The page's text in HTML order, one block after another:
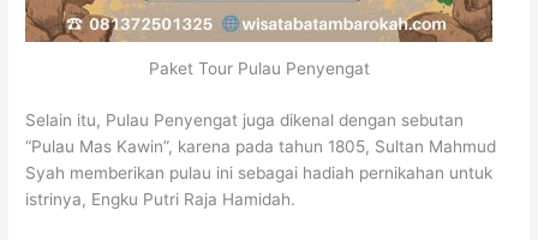
Paket Tour Pulau Penyengat
Selain itu, Pulau Penyengat juga dikenal dengan sebutan
“Pulau Mas Kawin”, karena pada tahun 1805, Sultan Mahmud
Syah memberikan pulau ini sebagai hadiah pernikahan untuk
istrinya, Engku Putri Raja Hamidah.